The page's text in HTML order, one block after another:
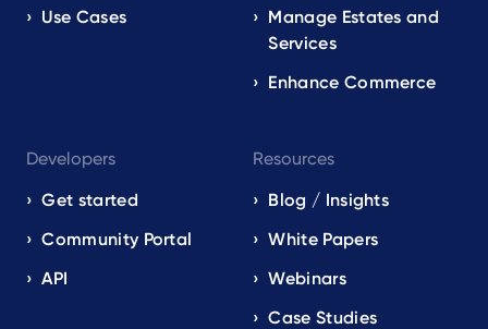
Use Cases
Manage Estates and
Services
Enhance Commerce
Developers
Get started
Community Portal
API
Resources
Blog / Insights
White Papers
Webinars
Case Studies